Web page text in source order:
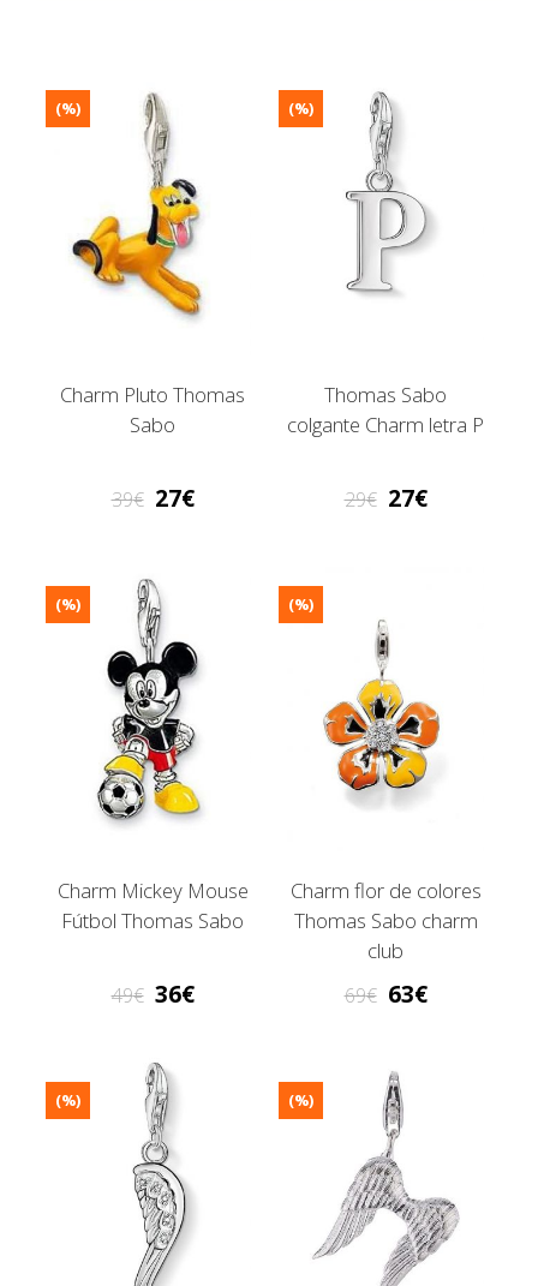
Charm Pluto Thomas
Sabo
(%)
39 27
Thomas Sabo
colgante Charm letra P
(%)
29 27
Charm Mickey Mouse
Fútbol Thomas Sabo
(%)
49 36
Charm flor de colores
Thomas Sabo charm
club
(%)
69 63
(%) (%)